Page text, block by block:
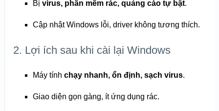
Bị virus, phần mềm rác, quảng cáo tự bật.
Cập nhật Windows lỗi, driver không tương thích.
2. Lợi ích sau khi cài lại Windows
Máy tính chạy nhanh, ổn định, sạch virus.
Giao diện gọn gàng, ít ứng dụng rác.